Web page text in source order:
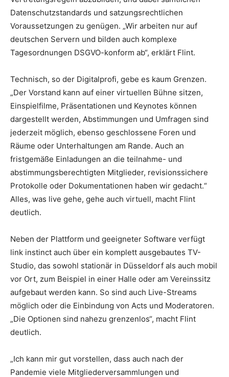
Datenschutzstandards und satzungsrechtlichen
Voraussetzungen zu genügen. „Wir arbeiten nur auf
deutschen Servern und bilden auch komplexe
Tagesordnungen DSGVO-konform ab“, erklärt Flint.
Technisch, so der Digitalprofi, gebe es kaum Grenzen.
„Der Vorstand kann auf einer virtuellen Bühne sitzen,
Einspielfilme, Präsentationen und Keynotes können
dargestellt werden, Abstimmungen und Umfragen sind
jederzeit möglich, ebenso geschlossene Foren und
Räume oder Unterhaltungen am Rande. Auch an
fristgemäße Einladungen an die teilnahme- und
abstimmungsberechtigten Mitglieder, revisionssichere
Protokolle oder Dokumentationen haben wir gedacht.“
Alles, was live gehe, gehe auch virtuell, macht Flint
deutlich.
Neben der Plattform und geeigneter Software verfügt
link instinct auch über ein komplett ausgebautes TV-
Studio, das sowohl stationär in Düsseldorf als auch mobil
vor Ort, zum Beispiel in einer Halle oder am Vereinssitz
aufgebaut werden kann. So sind auch Live-Streams
möglich oder die Einbindung von Acts und Moderatoren.
„Die Optionen sind nahezu grenzenlos“, macht Flint
deutlich.
„Ich kann mir gut vorstellen, dass auch nach der
Pandemie viele Mitgliederversammlungen und